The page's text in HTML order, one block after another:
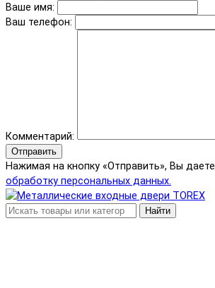
Ваше имя:
Ваш телефон:
Комментарий:
Отправить
Нажимая на кнопку «Отправить», Вы даете
обработку персональных данных.
Найти